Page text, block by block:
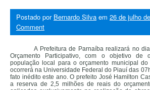
Postado por Bernardo Silva em 26 de julho
Comment
A Prefeitura de Parnaíba realizará no
Orçamento Participativo, com o objetivo de
população local para o orçamento municipal
ocorrerá na Universidade Federal do Piauí das
fato inédito este ano. O prefeito José Hamilton
a reserva de 2,5 milhões de reais do